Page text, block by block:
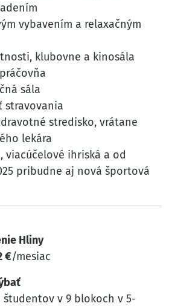
vybavením a relaxačným
klubovne a kinosála
sála
stravovania
stredisko, vrátane
lekára
viacúčelové ihriská a od
pribudne aj nová športová
Hliny
€/mesiac
v 9 blokoch v 5-